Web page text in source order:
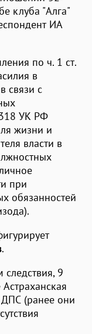
клуба "Алга"
ИА
по ч. 1 ст.
в
связи с
318 УК РФ
жизни и
власти в
при
обязанностей
.
9
ДПС (ранее они